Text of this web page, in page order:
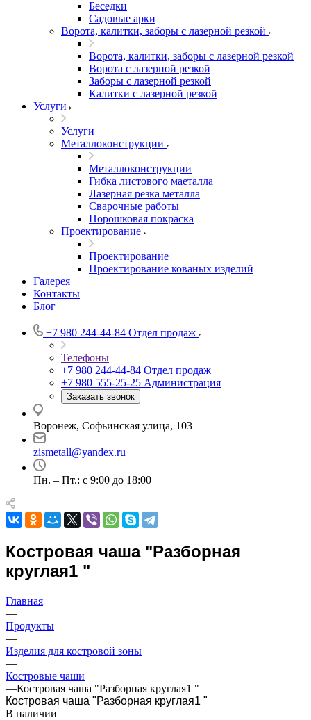
Беседки
Садовые арки
Ворота, калитки, заборы с лазерной резкой
Ворота, калитки, заборы с лазерной резкой
Ворота с лазерной резкой
Заборы с лазерной резкой
Калитки с лазерной резкой
Услуги
Услуги
Металлоконструкции
Металлоконструкции
Гибка листового маеталла
Лазерная резка металла
Сварочные работы
Порошковая покраска
Проектирование
Проектирование
Проектирование кованых изделий
Галерея
Контакты
Блог
+7 980 244-44-84 Отдел продаж
Телефоны
+7 980 244-44-84 Отдел продаж
+7 980 555-25-25 Администрация
Заказать звонок
Воронеж, Софьинская улица, 103
zismetall@yandex.ru
Пн. – Пт.: с 9:00 до 18:00
Костровая чаша "Разборная
круглая1 "
Главная
—
Продукты
—
Изделия для костровой зоны
—
Костровые чаши
—Костровая чаша "Разборная круглая1 "
Костровая чаша "Разборная круглая1 "
В наличии